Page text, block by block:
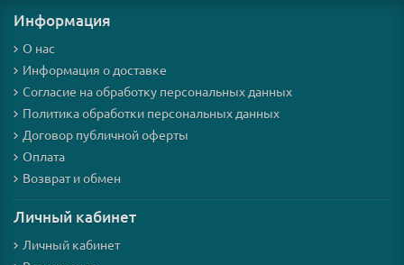
Информация
О нас
Информация о доставке
Согласие на обработку персональных данных
Политика обработки персональных данных
Договор публичной оферты
Оплата
Возврат и обмен
Личный кабинет
Личный кабинет